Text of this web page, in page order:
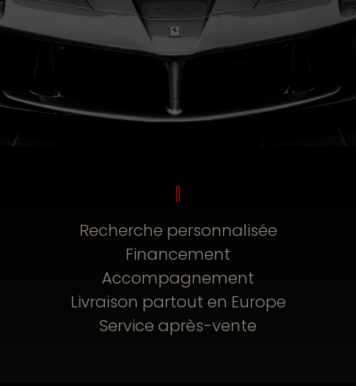
Recherche personnalisée
Financement
Accompagnement
Livraison partout en Europe
Service après-vente